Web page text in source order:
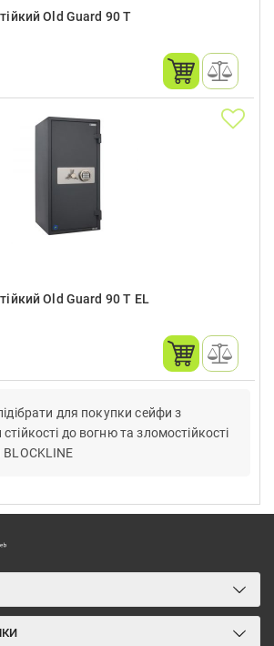
Old Guard 90 Т
Old Guard 90 Т EL
для покупки сейфи з
до вогню та зломостійкості